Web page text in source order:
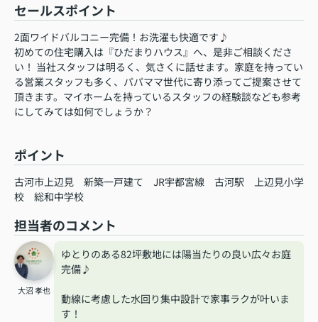
セールスポイント
2面ワイドバルコニー完備！お洗濯も快適です♪
初めての住宅購入は『ひだまりハウス』へ、是非ご相談くださ
い！ 当社スタッフは明るく、気さくに話せます。家庭を持ってい
る営業スタッフも多く、パパママ世代に寄り添ってご提案させて
頂きます。マイホームを持っているスタッフの経験談なども参考
にしてみては如何でしょうか？
ポイント
古河市上辺見 新築一戸建て JR宇都宮線 古河駅
上辺見小学
校
総和中学校
担当者のコメント
大沼 孝也
ゆとりのある82坪敷地には陽当たりの良い広々お庭
完備♪
動線に考慮した水回り集中設計で家事ラクが叶いま
す！